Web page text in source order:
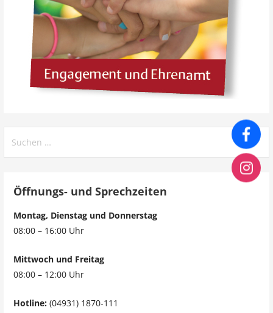
Öffnungs- und Sprechzeiten
Montag, Dienstag und Donnerstag
08:00 – 16:00 Uhr
Mittwoch und Freitag
08:00 – 12:00 Uhr
Hotline: (04931) 1870-111